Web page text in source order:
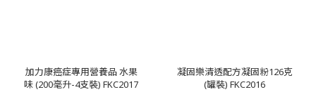
加力康癌症專用營養品 水果
味 (200毫升-4支裝) FKC2017
凝固樂清透配方凝固粉126克
(罐裝) FKC2016